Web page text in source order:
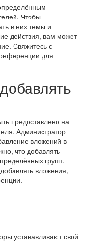
Чтобы
в них темы и
действия, вам может
Свяжитесь с
для
предоставлено на
Администратор
вложений в
что добавлять
групп.
вложения,
устанавливают свой